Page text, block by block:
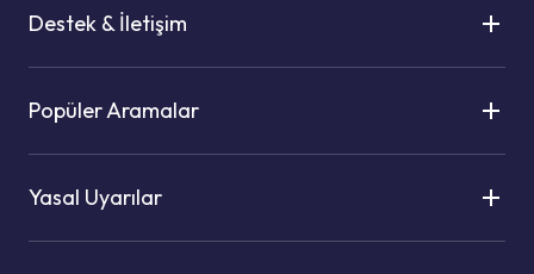
Destek & İletişim
Popüler Aramalar
Yasal Uyarılar